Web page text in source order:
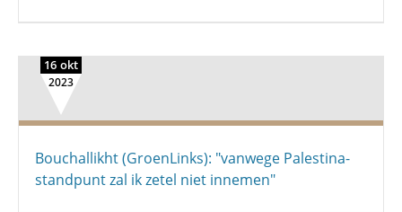
16 okt
2023
Bouchallikht (GroenLinks): "vanwege Palestina-
standpunt zal ik zetel niet innemen"